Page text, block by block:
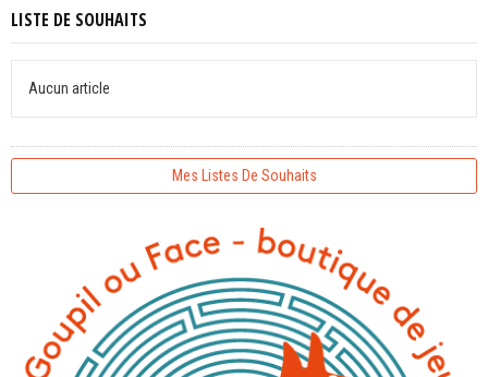
LISTE DE SOUHAITS
Aucun article
Mes Listes De Souhaits